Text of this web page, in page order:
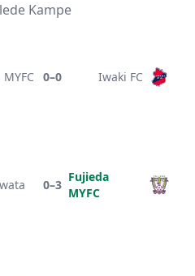
Kampe
0–0 Iwaki FC
0–3
Fujieda
MYFC